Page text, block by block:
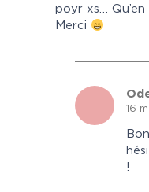
poyr xs… Qu’en
Merci
16
!